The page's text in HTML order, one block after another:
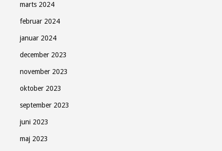
marts 2024
februar 2024
januar 2024
december 2023
november 2023
oktober 2023
september 2023
juni 2023
maj 2023